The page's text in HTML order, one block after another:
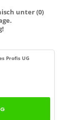
unter (0)
Profis UG